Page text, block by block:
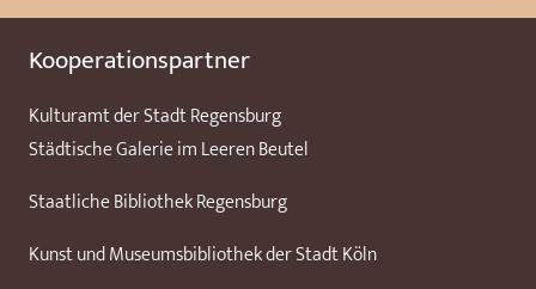
Kooperationspartner
Kulturamt der Stadt Regensburg
Städtische Galerie im Leeren Beutel
Staatliche Bibliothek Regensburg
Kunst und Museumsbibliothek der Stadt Köln